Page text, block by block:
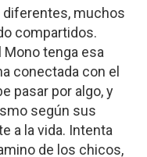
diferentes, muchos
compartidos.
tenga esa
conectada con el
pasar por algo, y
según sus
a la vida. Intenta
de los chicos,